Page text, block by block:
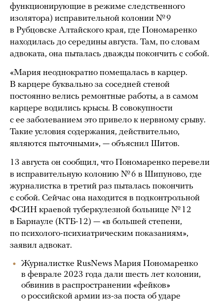
функционирующие в режиме следственного
изолятора) исправительной колонии № 9
в Рубцовске Алтайского края, где Пономаренко
находилась до середины августа. Там, по словам
адвоката, она пыталась дважды покончить с собой.
«Мария неоднократно помещалась в карцер.
В карцере буквально за соседней стеной
постоянно велись ремонтные работы, а в самом
карцере водились крысы. В совокупности
с ее заболеванием это привело к нервному срыву.
Такие условия содержания, действительно,
являются пыточными», — объяснил Шитов.
13 августа он сообщил, что Пономаренко перевели
в исправительную колонию № 6 в Шипуново, где
журналистка в третий раз пыталась покончить
с собой. Сейчас она находится в подконтрольной
ФСИН краевой туберкулезной больнице № 12
в Барнауле (КТБ-12) — «в большей степени,
по психолого-психиатрическим показаниям»,
заявил адвокат.
Журналистке RusNews Мария Пономаренко
в феврале 2023 года дали шесть лет колонии,
обвинив в распространении «фейков»
о российской армии из-за поста об ударе